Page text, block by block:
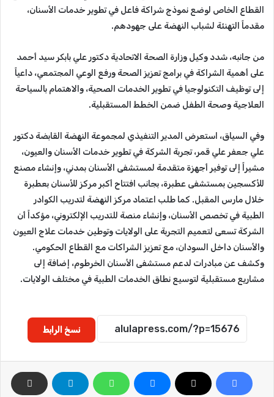
القطاع الخاص لوضع نموذج شراكة فاعل في تطوير خدمات الأسنان،
مقدماً التهنئة لشباب النهضة على جهودهم.
من جانبه، شدد وكيل وزارة الصحة الاتحادية دكتور علي بابكر سيد أحمد
على أهمية الشراكة في برامج تعزيز الصحة ورفع الوعي المجتمعي، داعياً
إلى توظيف التكنولوجيا في تطوير الخدمات الصحية، والاهتمام بالسياحة
العلاجية وصحة الطفل ضمن الخطط المستقبلية.
وفي السياق، استعرض المدير التنفيذي لمجموعة النهضة القابضة دكتور
علي جعفر علي قمر، تجربة الشركة في تطوير خدمات الأسنان والعيون،
مشيراً إلى توفير أجهزة متقدمة لمستشفى الأسنان بمدني، وإنشاء مصنع
للأكسجين بمستشفى عطبرة، بجانب افتتاح أكبر مركز للأسنان بعطبرة
خلال مارس المقبل. كما طلب اعتماد مركز النهضة لتدريب الكوادر
الطبية في تخصص الأسنان، وإنشاء منصة للتدريب الإلكتروني، مؤكداً أن
الشركة تسعى لتعميم التجربة على الولايات وتوطين خدمات علاج العيون
والأسنان داخل السودان، مع تعزيز الشراكات مع القطاع الحكومي.
وكشف عن مبادرات لدعم مستشفى الأسنان الخرطوم، إضافة إلى
مشاريع مستقبلية لتوسيع نطاق الخدمات الطبية في مختلف الولايات.
نسخ الرابط